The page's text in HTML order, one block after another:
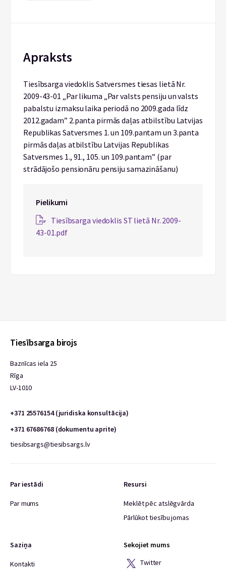
Apraksts
Tiesībsarga viedoklis Satversmes tiesas lietā Nr.
2009-43-01 „Par likuma „Par valsts pensiju un valsts
pabalstu izmaksu laika periodā no 2009.gada līdz
2012.gadam” 2.panta pirmās daļas atbilstību Latvijas
Republikas Satversmes 1. un 109.pantam un 3.panta
pirmās daļas atbilstību Latvijas Republikas
Satversmes 1., 91., 105. un 109.pantam” (par
strādājošo pensionāru pensiju samazināšanu)
Pielikumi
Tiesībsarga viedoklis ST lietā Nr. 2009-
43-01.pdf
Tiesībsarga birojs
Baznīcas iela 25
Rīga
LV-1010
+371 25576154 (juridiska konsultācija)
+371 67686768 (dokumentu aprite)
tiesibsargs@tiesibsargs.lv
Par iestādi
Par mums
Resursi
Meklēt pēc atslēgvārda
Pārlūkot tiesību jomas
Saziņa
Kontakti
Sekojiet mums
Twitter